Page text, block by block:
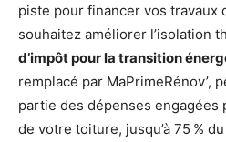
piste pour financer vos travaux
souhaitez améliorer l’isolation
d’impôt pour la transition
remplacé par MaPrimeRénov’,
partie des dépenses engagées
de votre toiture, jusqu’à 75 %